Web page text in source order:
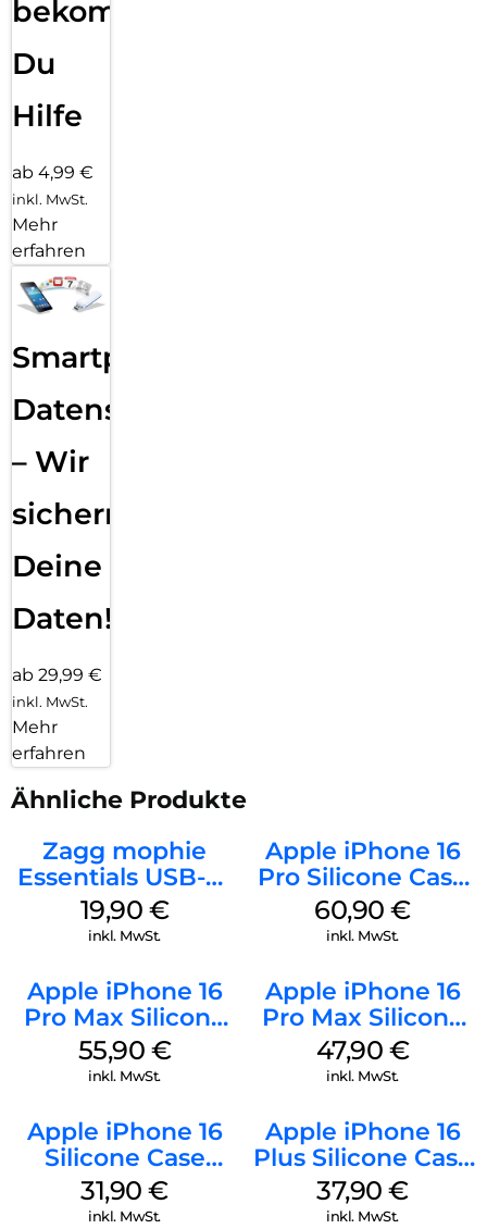
bekommst
Du
Hilfe
ab 4,99 €
inkl. MwSt.
Mehr
erfahren
Smartphone
Datensicherung
– Wir
sichern
Deine
Daten!
ab 29,99 €
inkl. MwSt.
Mehr
erfahren
Ähnliche Produkte
Zagg mophie
Essentials USB-C-
20W Charger PD
Weiß
19,90 €
inkl. MwSt.
Apple iPhone 16
Pro Silicone Case
MagSafe Stone
Gray
60,90€
inkl. MwSt.
Apple iPhone 16
Pro Max Silicone
Case MagSafe
Stone Gray
55,90 €
inkl. MwSt.
Apple iPhone 16
Pro Max Silicone
Case MagSafe
Black
47,90 €
inkl. MwSt.
Apple iPhone 16
Silicone Case
MagSafe Fuchsia
31,90€
inkl. MwSt.
Apple iPhone 16
Plus Silicone Case
MagSafe Lake
Green
37,90€
inkl. MwSt.